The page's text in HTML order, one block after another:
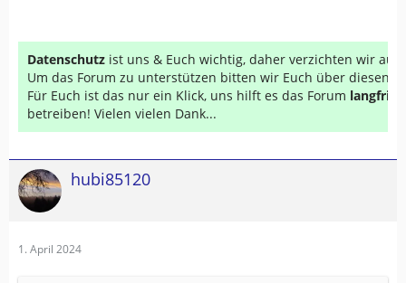
Datenschutz ist uns & Euch wichtig, daher verzichten wir auf
Um das Forum zu unterstützen bitten wir Euch über diesen
Für Euch ist das nur ein Klick, uns hilft es das Forum
betreiben! Vielen vielen Dank...
hubi85120
1. April 2024